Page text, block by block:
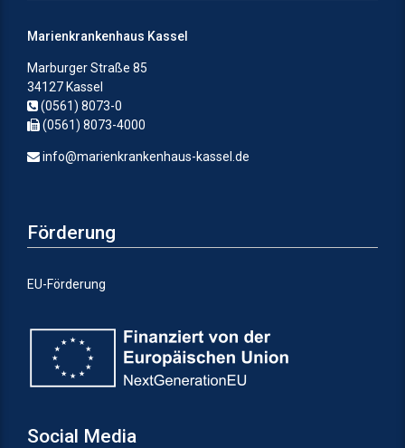
Marienkrankenhaus Kassel
Marburger Straße 85
34127 Kassel
(0561) 8073-0
(0561) 8073-4000
info@marienkrankenhaus-kassel.de
Förderung
EU-Förderung
Social Media